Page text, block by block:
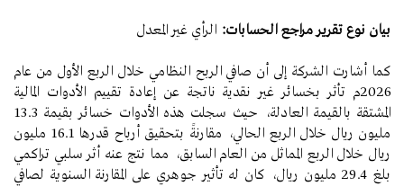
بيان نوع تقرير مراجع الحسابات: الرأي غير المعدل
كما أشارت الشركة إلى أن صافي الربح النظامي خلال الربع الأول من عام
2026م تأثر بخسائر غير نقدية ناتجة عن إعادة تقييم الأدوات المالية
المشتقة بالقيمة العادلة، حيث سجلت هذه الأدوات خسائر بقيمة 13.3
مليون ريال خلال الربع الحالي، مقارنةً بتحقيق أرباح قدرها 16.1 مليون
ريال خلال الربع المماثل من العام السابق، مما نتج عنه أثر سلبي تراكمي
بلغ 29.4 مليون ريال، كان له تأثير جوهري على المقارنة السنوية لصافي